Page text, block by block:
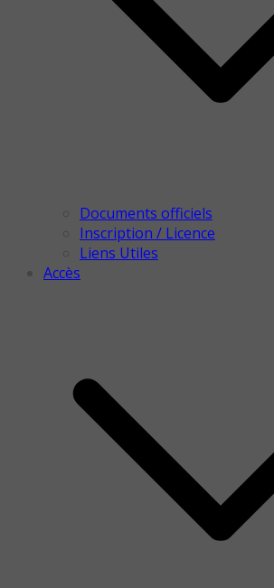
Documents officiels
Inscription / Licence
Liens Utiles
Accès